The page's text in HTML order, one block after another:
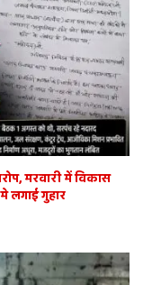
मरवारी में विकास
लगाई गुहार